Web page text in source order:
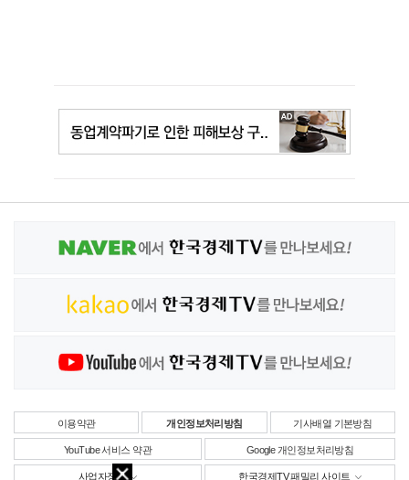
이용약관 개인정보처리방침 기사배열 기본방침
YouTube 서비스 약관 Google 개인정보처리방침
사업자정보 한국경제TV 패밀리 사이트